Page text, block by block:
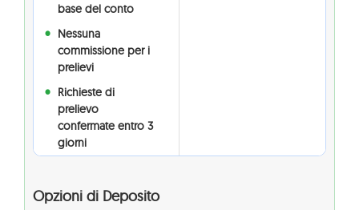
base del conto
Nessuna
commissione per i
prelievi
Richieste di
prelievo
confermate entro 3
giorni
Opzioni di Deposito